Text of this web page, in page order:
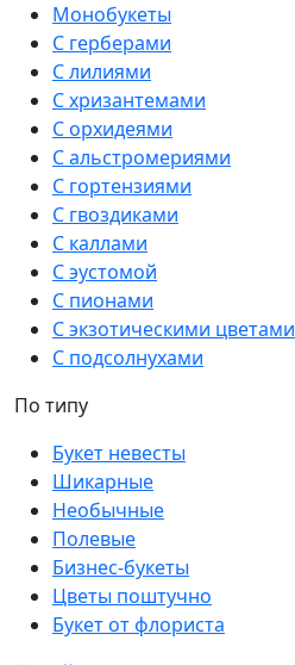
Монобукеты
С герберами
С лилиями
С хризантемами
С орхидеями
С альстромериями
С гортензиями
С гвоздиками
С каллами
С эустомой
С пионами
С экзотическими цветами
С подсолнухами
По типу
Букет невесты
Шикарные
Необычные
Полевые
Бизнес-букеты
Цветы поштучно
Букет от флориста